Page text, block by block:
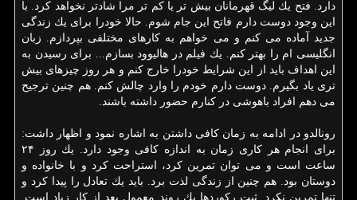
دارد. فتح یك لیگ قهرمانان بیش تر یا كم تر مرا شادتر نخواهد كرد. با
این وجود دوست دارم فاتح این جام شوم. حالا خودرا برای یك زندگی
جدید آماده می كنم و می خواهم به كارهای مختلفی بپردازم. زبان
انگلیسی ام را بهتر كنم. یك فیلم در هالیوود بسازم... برای رسیدن به
این اهداف باید از این شرایط خودرا خارج كنم و هر روز چیزهای بیش
تری یاد بگیرم. دوست دارم خودم را وارد چالش كنم. هم چنین ترجیح
می دهم افراد باهوشی در كنارم حضور داشته باشند.
رونالدو در ادامه به زمان كافی داشتن به اشاره نمود و اظهار داشت:
برای انجام هر كاری زمان به اندازه كافی وجود دارد. یك روز ۲۴
ساعت است و می توان تمرین كرد، استراحت كرد و با خانواده و
دوستان بود. هم چنین از زندگی لذت برد. باید یك تعادل را پیدا كرد و
تنها تمرین نكرد. ثبت ركوردها یك روند معمول بعد از كار زیاد است.